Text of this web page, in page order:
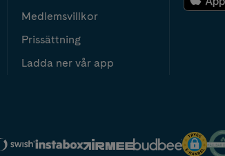
Medlemsvillkor
Prissättning
Ladda ner vår app